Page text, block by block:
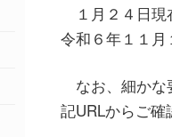
１月２４日現
令和６年１１月
なお、細かな
記URLからご確